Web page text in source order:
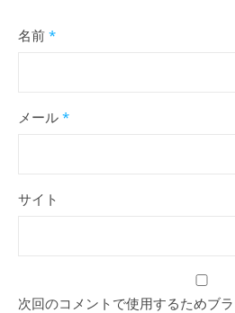
名前 *
メール *
サイト
次回のコメントで使用するためブ